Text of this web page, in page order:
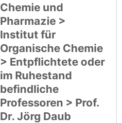
Chemie und
Pharmazie >
Institut für
Organische Chemie
> Entpflichtete oder
im Ruhestand
befindliche
Professoren > Prof.
Dr. Jörg Daub